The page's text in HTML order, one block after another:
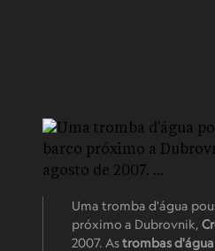
Uma tromba d'água
próximo a Dubrovnik,
2007. Astrombas